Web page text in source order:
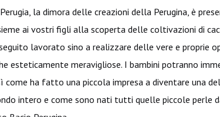
la dimora delle creazioni della Perugina, è
ai vostri figli alla scoperta delle coltivazioni di
lavorato sino a realizzare delle vere e proprie
esteticamente meravigliose. I bambini potranno
come ha fatto una piccola impresa a diventare una
intero e come sono nati tutti quelle piccole perle